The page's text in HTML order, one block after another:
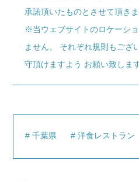
承諾頂いたものとさせて頂きま
※当ウェブサイトのロケーシ
ません。 それぞれ規則もござ
守頂けますよう お願い致します
千葉県 洋食レストラン